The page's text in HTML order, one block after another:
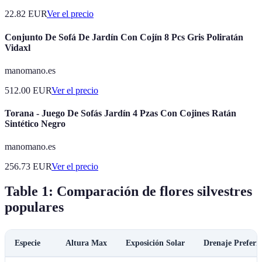
22.82 EURVer el precio
Conjunto De Sofá De Jardín Con Cojín 8 Pcs Gris Poliratán
Vidaxl
manomano.es
512.00 EURVer el precio
Torana - Juego De Sofás Jardín 4 Pzas Con Cojines Ratán
Sintético Negro
manomano.es
256.73 EURVer el precio
Table 1: Comparación de flores silvestres
populares
Especie Altura Max Exposición Solar Drenaje